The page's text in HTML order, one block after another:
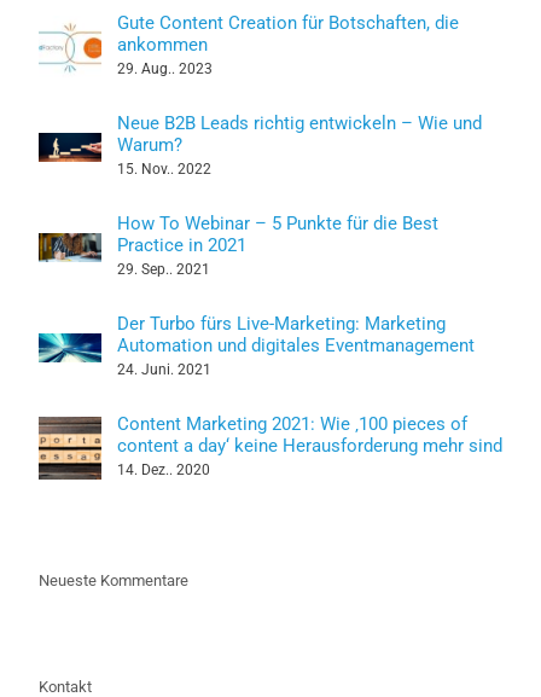
Gute Content Creation für Botschaften, die
ankommen
29. Aug.. 2023
Neue B2B Leads richtig entwickeln – Wie und
Warum?
15. Nov.. 2022
How To Webinar – 5 Punkte für die Best
Practice in 2021
29. Sep.. 2021
Der Turbo fürs Live-Marketing: Marketing
Automation und digitales Eventmanagement
24. Juni. 2021
Content Marketing 2021: Wie ‚100 pieces of
content a day‘ keine Herausforderung mehr sind
14. Dez.. 2020
Neueste Kommentare
Kontakt